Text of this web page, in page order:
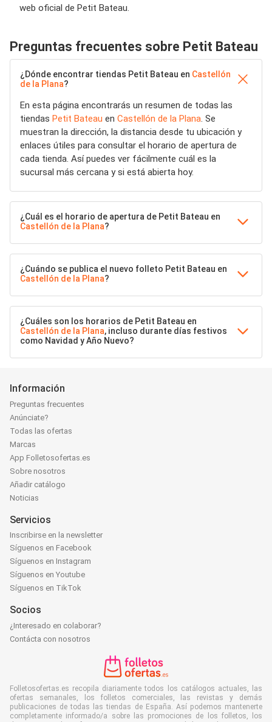
web oficial de Petit Bateau.
Preguntas frecuentes sobre Petit Bateau
¿Dónde encontrar tiendas Petit Bateau en Castellón
de la Plana?
En esta página encontrarás un resumen de todas las
tiendas Petit Bateau en Castellón de la Plana. Se
muestran la dirección, la distancia desde tu ubicación y
enlaces útiles para consultar el horario de apertura de
cada tienda. Así puedes ver fácilmente cuál es la
sucursal más cercana y si está abierta hoy.
¿Cuál es el horario de apertura de Petit Bateau en
Castellón de la Plana?
¿Cuándo se publica el nuevo folleto Petit Bateau en
Castellón de la Plana?
¿Cuáles son los horarios de Petit Bateau en
Castellón de la Plana, incluso durante días festivos
como Navidad y Año Nuevo?
Información
Preguntas frecuentes
Anúnciate?
Todas las ofertas
Marcas
App Folletosofertas.es
Sobre nosotros
Añadir catálogo
Noticias
Servicios
Inscribirse en la newsletter
Síguenos en Facebook
Síguenos en Instagram
Síguenos en Youtube
Síguenos en TikTok
Socios
¿Interesado en colaborar?
Contácta con nosotros
Folletosofertas.es recopila diariamente todos los catálogos actuales, las
ofertas semanales, los folletos comerciales, las revistas y demás
publicaciones de todas las tiendas de España. Así podemos mantenerte
completamente informado/a sobre las promociones de los folletos, los